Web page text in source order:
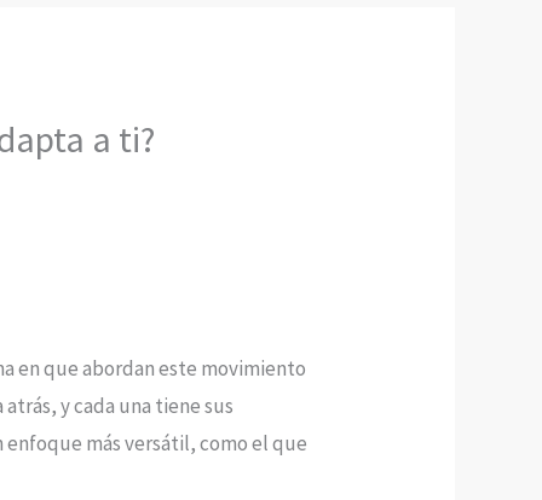
a ti?
en que abordan este movimiento
y cada una tiene sus
enfoque más versátil, como el que